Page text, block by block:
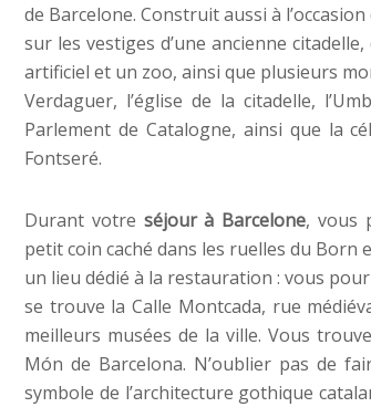
de Barcelone. Construit aussi à
sur les vestiges d’une ancienne
artificiel et un zoo, ainsi que plusieurs
Verdaguer, l’église de la citadelle,
Parlement de Catalogne, ainsi que la
Fontseré.
Durant votre séjour à Barcelone, vous
petit coin caché dans les ruelles du Born
un lieu dédié à la restauration : vous
se trouve la Calle Montcada, rue
meilleurs musées de la ville. Vous
Món de Barcelona. N’oublier pas de
symbole de l’architecture gothique